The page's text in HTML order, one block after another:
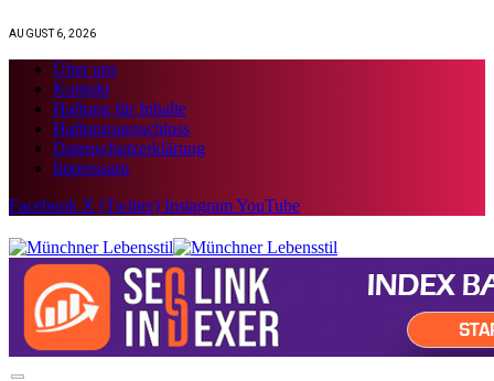
AUGUST 6, 2026
Über uns
Kontakt
Haftung für Inhalte
Haftungsausschluss
Datenschutzerklärung
Impressum
Facebook X (Twitter) InstagramYouTube